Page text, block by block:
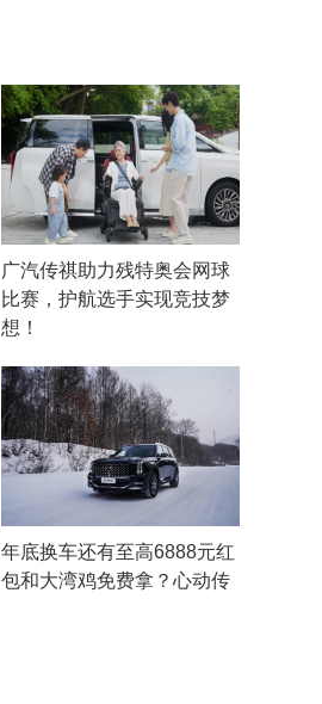
广汽传祺助力残特奥会网球
比赛，护航选手实现竞技梦
想！
年底换车还有至高6888元红
包和大湾鸡免费拿？心动传